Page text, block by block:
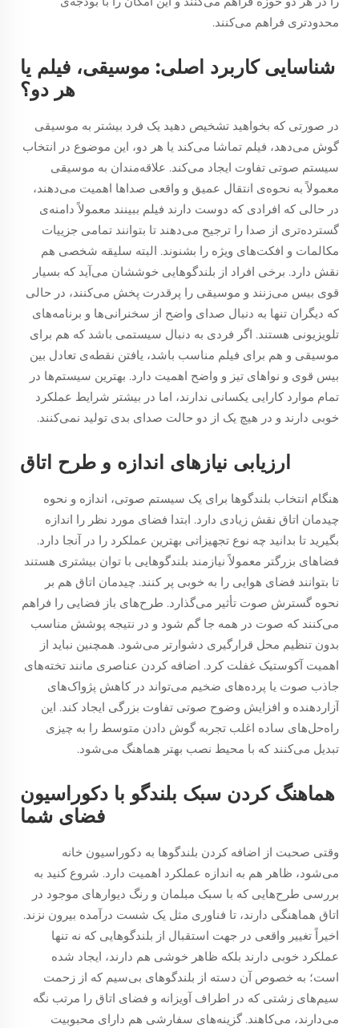
محدودتری فراهم می‌کنند.
شناسایی کاربرد اصلی: موسیقی، فیلم یا
هر دو؟
در صورتی که بخواهید تشخیص دهید یک فرد بیشتر به موسیقی
گوش می‌دهد، فیلم تماشا می‌کند یا هر دو، این موضوع در انتخاب
سیستم صوتی تفاوت ایجاد می‌کند. علاقه‌مندان به موسیقی
معمولاً به نحوه‌ی انتقال عمیق و واقعی صداها اهمیت می‌دهند،
در حالی که افرادی که دوست دارند فیلم ببینند معمولاً دامنه‌ی
گسترده‌تری از صدا را ترجیح می‌دهند تا بتوانند تمامی جزییات
مکالمات و افکت‌های ویژه را بشنوند. البته سلیقه شخصی هم
نقش دارد. برخی افراد از بلندگوهایی خوششان می‌آید که بسیار
قوی بیس می‌زنند و موسیقی را پرقدرت پخش می‌کنند، در حالی
که دیگران تنها به دنبال صدای واضح از سخنرانی‌ها و برنامه‌های
تلویزیونی هستند. اگر فردی به دنبال سیستمی باشد که هم برای
موسیقی و هم برای فیلم مناسب باشد، یافتن نقطه‌ی تعادل بین
بیس قوی و نواهای تیز و واضح اهمیت دارد. بهترین سیستم‌ها در
تمام موارد کارایی یکسانی ندارند، اما در بیشتر شرایط عملکرد
خوبی دارند و در هیچ یک از دو حالت صدای بدی تولید نمی‌کنند.
ارزیابی نیازهای اندازه و طرح اتاق
هنگام انتخاب بلندگوها برای یک سیستم صوتی، اندازه و نحوه
چیدمان اتاق نقش زیادی دارد. ابتدا فضای مورد نظر را اندازه
بگیرید تا بدانید چه نوع تجهیزاتی بهترین عملکرد را در آنجا دارد.
فضاهای بزرگتر معمولاً نیازمند بلندگوهایی با توان بیشتری هستند
تا بتوانند فضای هوایی را به خوبی پر کنند. چیدمان اتاق هم بر
نحوه گسترش صوت تأثیر می‌گذارد. طرح‌های باز فضایی را فراهم
می‌کنند که صوت در همه جا گم شود و در نتیجه پوشش مناسب
بدون تنظیم محل قرارگیری دشوارتر می‌شود. همچنین نباید از
اهمیت آکوستیک غفلت کرد. اضافه کردن عناصری مانند تخته‌های
جاذب صوت یا پرده‌های ضخیم می‌تواند در کاهش پژواک‌های
آزاردهنده و افزایش وضوح صوتی تفاوت بزرگی ایجاد کند. این
راه‌حل‌های ساده اغلب تجربه گوش دادن متوسط را به چیزی
تبدیل می‌کنند که با محیط نصب بهتر هماهنگ می‌شود.
هماهنگ کردن سبک بلندگو با دکوراسیون
فضای شما
وقتی صحبت از اضافه کردن بلندگوها به دکوراسیون خانه
می‌شود، ظاهر هم به اندازه عملکرد اهمیت دارد. شروع کنید به
بررسی طرح‌هایی که با سبک مبلمان و رنگ دیوارهای موجود در
اتاق هماهنگی دارند، تا فناوری مثل یک شست درآمده بیرون نزند.
اخیراً تغییر واقعی در جهت استقبال از بلندگوهایی که نه تنها
عملکرد خوبی دارند بلکه ظاهر خوشی هم دارند، ایجاد شده
است؛ به خصوص آن دسته از بلندگوهای بی‌سیم که از زحمت
سیم‌های زشتی که در اطراف آویزانه و فضای اتاق را مرتب نگه
می‌دارند، می‌کاهند. گزینه‌های سفارشی هم دارای محبوبیت